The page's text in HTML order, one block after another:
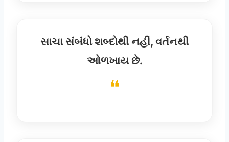
સાચા સંબંધો શબ્દોથી નહીં, વર્તનથી
ઓળખાય છે.